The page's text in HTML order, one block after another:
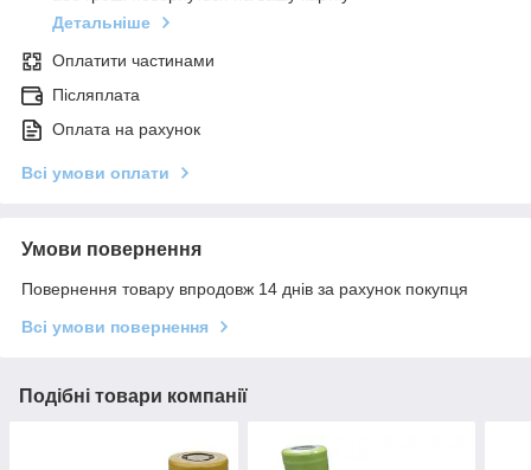
Детальніше
Оплатити частинами
Післяплата
Оплата на рахунок
Всі умови оплати
Умови повернення
Повернення товару впродовж 14 днів за рахунок покупця
Всі умови повернення
Подібні товари компанії